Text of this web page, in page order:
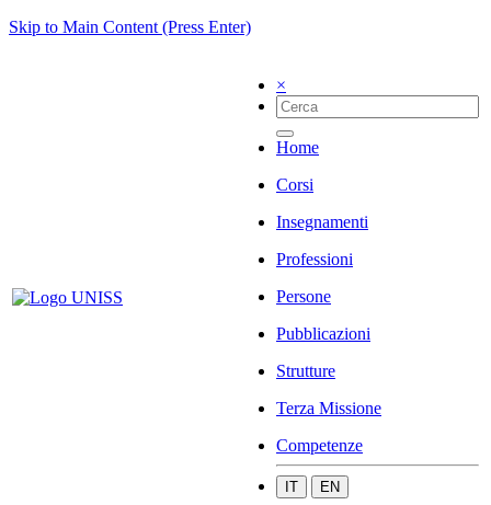
Skip to Main Content (Press Enter)
×
Home
Corsi
Insegnamenti
Professioni
Persone
Pubblicazioni
Strutture
Terza Missione
Competenze
IT EN